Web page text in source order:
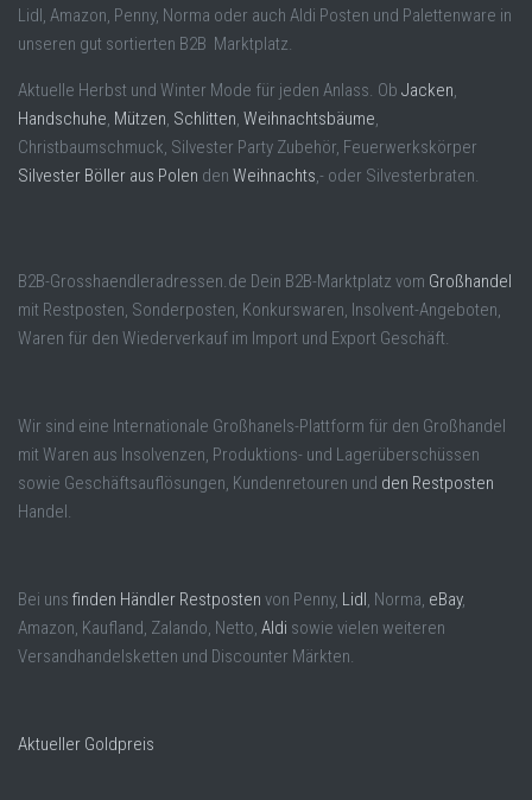
Lidl, Amazon, Penny, Norma oder auch Aldi Posten und Palettenware in
unseren gut sortierten B2B Marktplatz.
Aktuelle Herbst und Winter Mode für jeden Anlass. Ob Jacken,
Handschuhe, Mützen, Schlitten, Weihnachtsbäume,
Christbaumschmuck, Silvester Party Zubehör, Feuerwerkskörper
Silvester Böller aus Polen den Weihnachts,- oder Silvesterbraten.
B2B-Grosshaendleradressen.de Dein B2B-Marktplatz vom Großhandel
mit Restposten, Sonderposten, Konkurswaren, Insolvent-Angeboten,
Waren für den Wiederverkauf im Import und Export Geschäft.
Wir sind eine Internationale Großhanels-Plattform für den Großhandel
mit Waren aus Insolvenzen, Produktions- und Lagerüberschüssen
sowie Geschäftsauflösungen, Kundenretouren und den Restposten
Handel.
Bei uns finden Händler Restposten von Penny, Lidl, Norma, eBay,
Amazon, Kaufland, Zalando, Netto, Aldi sowie vielen weiteren
Versandhandelsketten und Discounter Märkten.
Aktueller Goldpreis